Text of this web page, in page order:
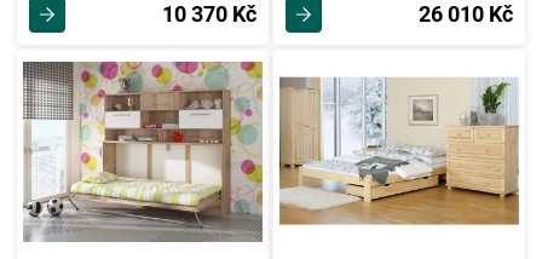
10 370 Kč 26 010 Kč